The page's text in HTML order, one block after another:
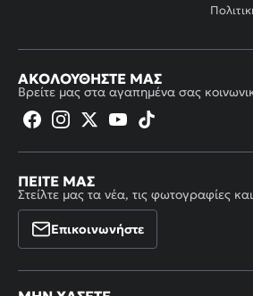
ΑΚΟΛΟΥΘΉΣΤΕ ΜΑΣ
Βρείτε μας στα αγαπημένα σας
ΠΕΊΤΕ ΜΑΣ
Στείλτε μας τα νέα, τις φωτογραφίες
Επικοινωνήστε